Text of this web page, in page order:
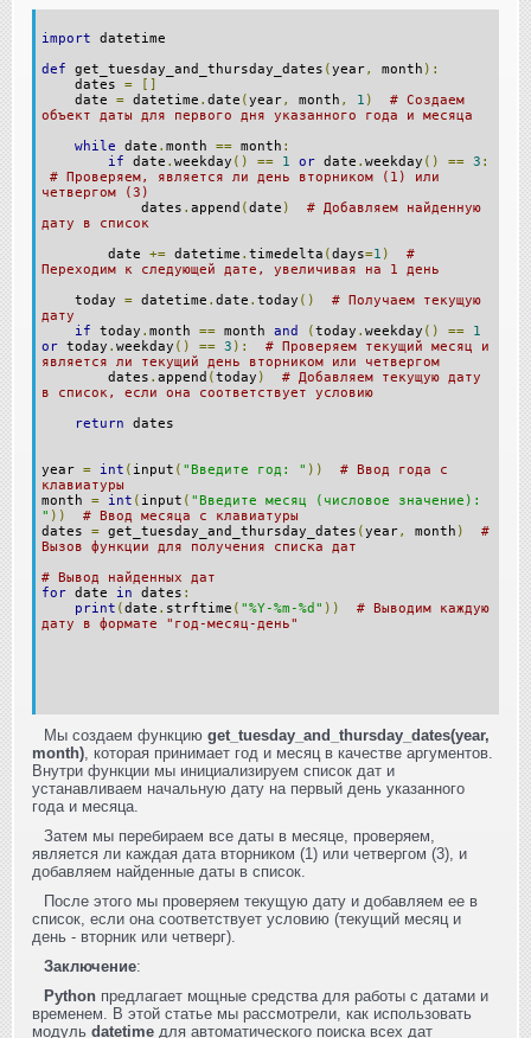
import datetime
def get_tuesday_and_thursday_dates ( year, month ):
dates =
date = datetime . date ( year, month , 1 )
# Создаем
объект даты для первого дня указанного года и месяца
while date . month == month :
if date . weekday () == 1 or date . weekday () == 3 :
# Проверяем, является ли день вторником (1) или
четвергом (3)
dates . append ( date )
# Добавляем найденную
дату в список
date += datetime . timedelta ( days=1 )
#
Переходим к следующей дате, увеличивая на 1 день
today = datetime . date . today ()
# Получаем текущую
дату
if today . month == month and ( today . weekday () ==
1
or today . weekday () == 3 ):
# Проверяем текущий месяц и
является ли текущий день вторником или четвергом
dates . append ( today )
# Добавляем текущую дату
в список, если она соответствует условию
return dates
year = int ( input ( "Введите год: " ))
# Ввод года с
клавиатуры
month = int ( input ( "Введите месяц (числовое значение):
" ))
# Ввод месяца с клавиатуры
dates = get_tuesday_and_thursday_dates ( year, month )
#
Вызов функции для получения списка дат
# Вывод найденных дат
for date in dates :
print ( date . strftime ( "%Y-%m-%d" ))
# Выводим каждую
дату в формате "год-месяц-день"
Мы создаем функцию get_tuesday_and_thursday_dates(year,
month), которая принимает год и месяц в качестве аргументов.
Внутри функции мы инициализируем список дат и
устанавливаем начальную дату на первый день указанного
года и месяца.
Затем мы перебираем все даты в месяце, проверяем,
является ли каждая дата вторником (1) или четвергом (3), и
добавляем найденные даты в список.
После этого мы проверяем текущую дату и добавляем ее в
список, если она соответствует условию (текущий месяц и
день - вторник или четверг).
Заключение:
Python предлагает мощные средства для работы с датами и
временем. В этой статье мы рассмотрели, как использовать
модуль datetime для автоматического поиска всех дат